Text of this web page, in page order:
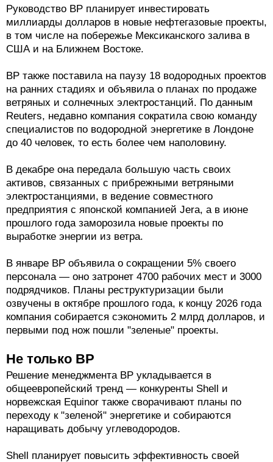
Руководство ВР планирует инвестировать
миллиарды долларов в новые нефтегазовые проекты,
в том числе на побережье Мексиканского залива в
США и на Ближнем Востоке.
BP также поставила на паузу 18 водородных проектов
на ранних стадиях и объявила о планах по продаже
ветряных и солнечных электростанций. По данным
Reuters, недавно компания сократила свою команду
специалистов по водородной энергетике в Лондоне
до 40 человек, то есть более чем наполовину.
В декабре она передала большую часть своих
активов, связанных с прибрежными ветряными
электростанциями, в ведение совместного
предприятия с японской компанией Jera, а в июне
прошлого года заморозила новые проекты по
выработке энергии из ветра.
В январе BP объявила о сокращении 5% своего
персонала — оно затронет 4700 рабочих мест и 3000
подрядчиков. Планы реструктуризации были
озвучены в октябре прошлого года, к концу 2026 года
компания собирается сэкономить 2 млрд долларов, и
первыми под нож пошли "зеленые" проекты.
Не только ВР
Решение менеджмента ВР укладывается в
общеевропейский тренд — конкуренты Shell и
норвежская Equinor также сворачивают планы по
переходу к "зеленой" энергетике и собираются
наращивать добычу углеводородов.
Shell планирует повысить эффективность своей